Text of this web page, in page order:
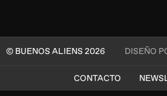
© BUENOS ALIENS 2026 DISEÑO
CONTACTO